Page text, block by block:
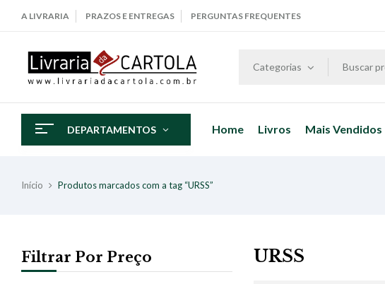
A LIVRARIA PRAZOS E ENTREGAS PERGUNTAS FREQUENTES
Categorias
DEPARTAMENTOS Home Livros Mais Vendidos
Início Produtos marcados com a tag “URSS”
Filtrar Por Preço URSS